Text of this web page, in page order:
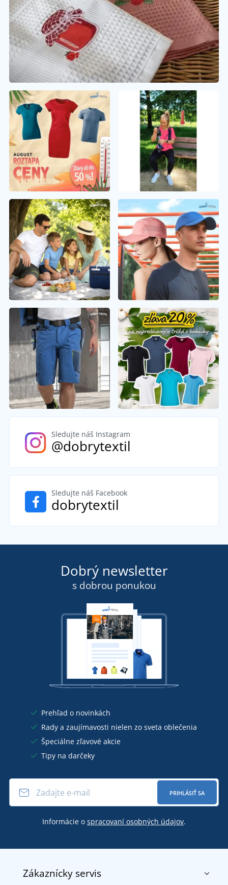
Sledujte náš Instagram
@dobrytextil
Sledujte náš Facebook
dobrytextil
Dobrý newsletter
s dobrou ponukou
Prehľad o novinkách
Rady a zaujímavosti nielen zo sveta oblečenia
Špeciálne zľavové akcie
Tipy na darčeky
PRIHLÁSIŤ SA
Informácie o spracovaní osobných údajov.
Zákaznícky servis